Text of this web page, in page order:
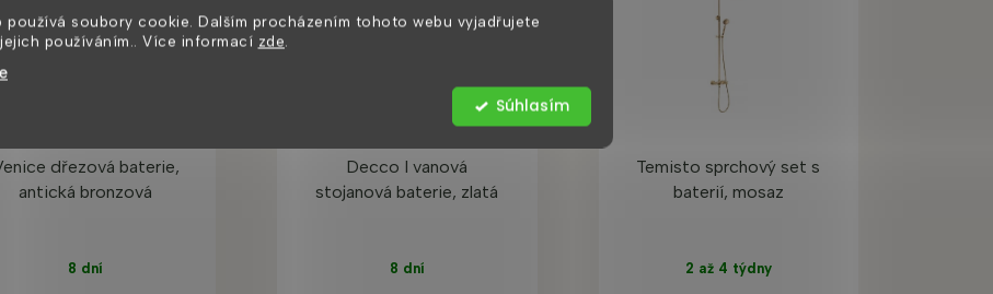
používá soubory cookie. Dalším procházením tohoto webu vyjadřujete
používáním.. Více informací zde.
Súhlasím
dřezová baterie,
antická bronzová
8 dní
Decco I vanová
stojanová baterie, zlatá
8 dní
Temisto sprchový set s
baterií, mosaz
2 až 4 týdny